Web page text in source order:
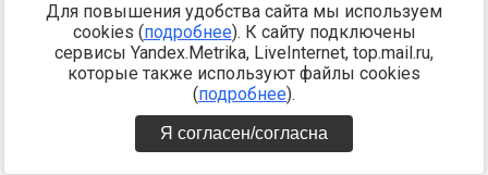
Для повышения удобства сайта мы используем
cookies (подробнее). К сайту подключены
сервисы Yandex.Metrika, LiveInternet, top.mail.ru,
которые также используют файлы cookies
(подробнее).
Я согласен/согласна